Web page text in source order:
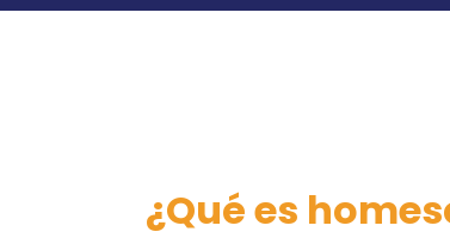
¿Qué es